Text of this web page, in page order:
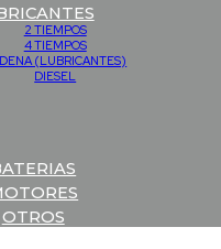
2 TIEMPOS
4 TIEMPOS
(LUBRICANTES)
DIESEL
OTROS